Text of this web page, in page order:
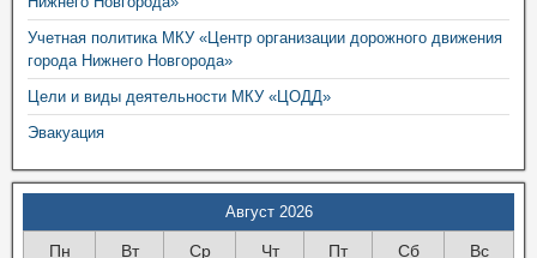
Учетная политика МКУ «Центр организации дорожного движения
города Нижнего Новгорода»
Цели и виды деятельности МКУ «ЦОДД»
Эвакуация
Август 2026
Пн Вт Ср Чт Пт Сб Вс